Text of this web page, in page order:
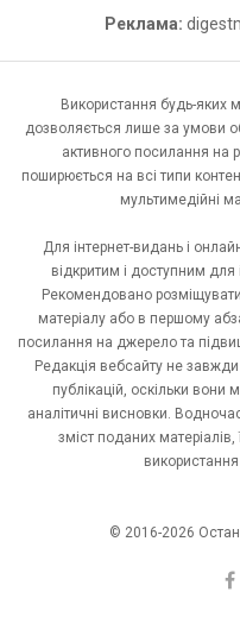
Реклама:
Використання будь-яких
дозволяється лише за умови
активного посилання на
поширюється на всі типи
мультимедійні
Для інтернет-видань і
відкритим і доступним
Рекомендовано
матеріалу або в першому
посилання на джерело та
Редакція вебсайту не
публікацій, оскільки вони
аналітичні висновки.
зміст поданих
© 2016-2026